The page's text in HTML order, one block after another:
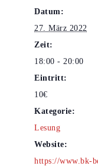
Datum:
27. März 2022
Zeit:
18:00 - 20:00
Eintritt:
10€
Kategorie:
Lesung
Website:
https://www.bk-